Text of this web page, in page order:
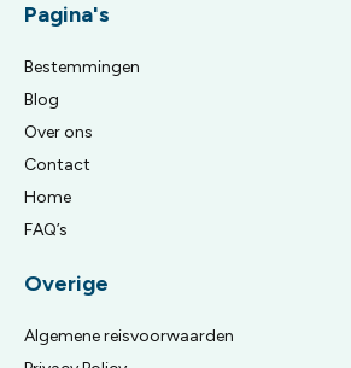
Pagina's
Bestemmingen
Blog
Over ons
Contact
Home
FAQ’s
Overige
Algemene reisvoorwaarden